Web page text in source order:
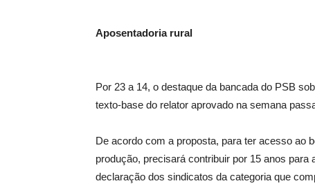
Aposentadoria rural
Por 23 a 14, o destaque da bancada do PSB
texto-base do relator aprovado na semana
De acordo com a proposta, para ter acesso ao
produção, precisará contribuir por 15 anos
declaração dos sindicatos da categoria que